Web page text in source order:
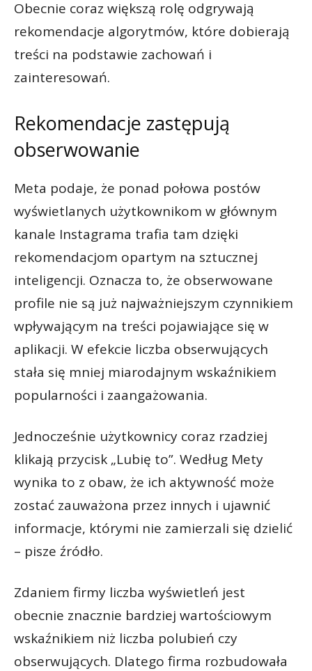
Obecnie coraz większą rolę odgrywają
rekomendacje algorytmów, które dobierają
treści na podstawie zachowań i
zainteresowań.
Rekomendacje zastępują
obserwowanie
Meta podaje, że ponad połowa postów
wyświetlanych użytkownikom w głównym
kanale Instagrama trafia tam dzięki
rekomendacjom opartym na sztucznej
inteligencji. Oznacza to, że obserwowane
profile nie są już najważniejszym czynnikiem
wpływającym na treści pojawiające się w
aplikacji. W efekcie liczba obserwujących
stała się mniej miarodajnym wskaźnikiem
popularności i zaangażowania.
Jednocześnie użytkownicy coraz rzadziej
klikają przycisk „Lubię to”. Według Mety
wynika to z obaw, że ich aktywność może
zostać zauważona przez innych i ujawnić
informacje, którymi nie zamierzali się dzielić
– pisze źródło.
Zdaniem firmy liczba wyświetleń jest
obecnie znacznie bardziej wartościowym
wskaźnikiem niż liczba polubień czy
obserwujących. Dlatego firma rozbudowała